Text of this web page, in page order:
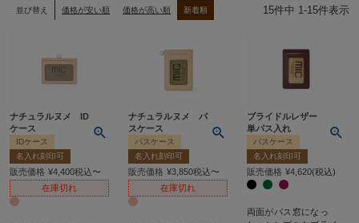
並び替え 価格が安い順 価格が高い順 新着順 15件中 1-15件表示
ナチュラルヌメ ID
ケース
IDケース
名入れ刻印可
販売価格 ¥4,400税込〜
在庫切れ
ナチュラルヌメ パ
スケース
パスケース
名入れ刻印可
販売価格 ¥3,850税込〜
在庫切れ
ブライドルレザー
単パス入れ
パスケース
名入れ刻印可
販売価格 ¥4,620 税込
両面がパス窓になっ